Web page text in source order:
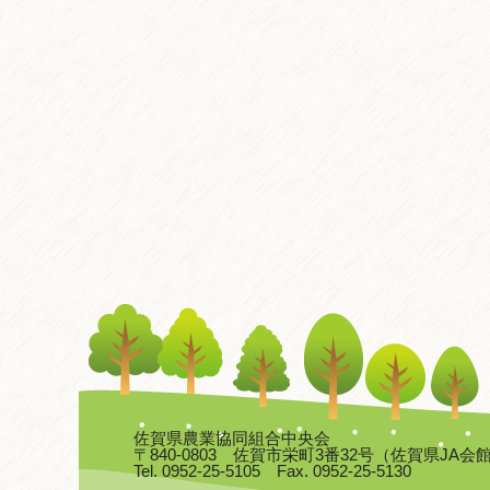
佐賀県農業協同組合中央会
〒840-0803 佐賀市栄町3番32号（佐賀県JA会
Tel. 0952-25-5105 Fax. 0952-25-5130